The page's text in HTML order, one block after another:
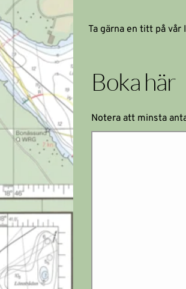
Ta gärna en titt på vår
Boka här
Notera att minsta